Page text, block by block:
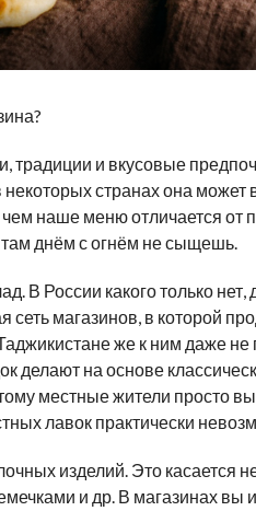
традиции и вкусовые
некоторых странах она
наше меню отличается от
днём с огнём не сыщешь.
В России какого только
сеть магазинов, в которой
же к ним даже не
делают на основе
местные жители просто
лавок практически
изделий. Это касается
и др. В магазинах вы